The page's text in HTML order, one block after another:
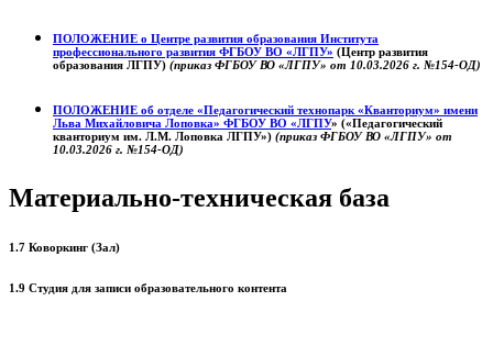
ПОЛОЖЕНИЕ о Центре развития образования Института
профессионального развития ФГБОУ ВО «ЛГПУ» (Центр развития
образования ЛГПУ) (приказ ФГБОУ ВО «ЛГПУ» от 10.03.2026 г. №154-ОД)
ПОЛОЖЕНИЕ об отделе «Педагогический технопарк «Кванториум» имени
Льва Михайловича Лоповка» ФГБОУ ВО «ЛГПУ» («Педагогический
кванториум им. Л.М. Лоповка ЛГПУ») (приказ ФГБОУ ВО «ЛГПУ» от
10.03.2026 г. №154-ОД)
Материально-техническая база
1.7 Коворкинг (Зал)
1.9 Студия для записи образовательного контента